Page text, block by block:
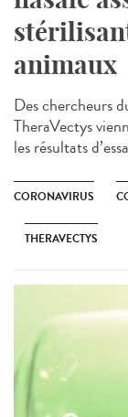
animaux
Des chercheurs
TheraVectys
les résultats
CORONAVIRUS
THERAVECTYS